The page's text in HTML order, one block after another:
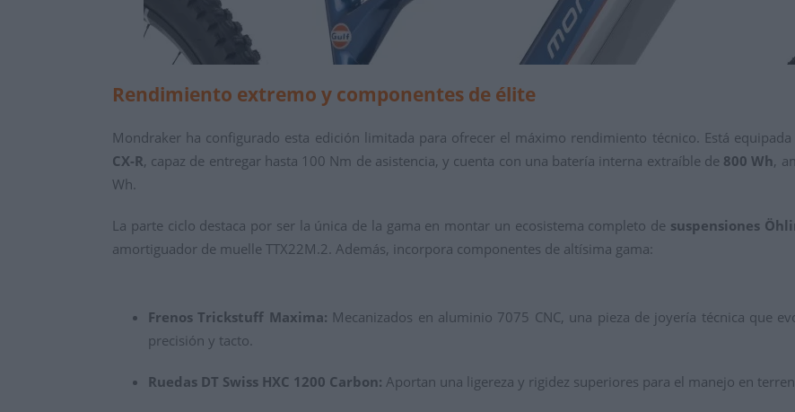
Rendimiento extremo y componentes de élite
Mondraker ha configurado esta edición limitada para ofrecer el máximo rendimiento técnico. Está
CX-R, capaz de entregar hasta 100 Nm de asistencia, y cuenta con una batería interna extraíble de 800 Wh,
Wh.
La parte ciclo destaca por ser la única de la gama en montar un ecosistema completo de suspensiones
amortiguador de muelle TTX22M.2. Además, incorpora componentes de altísima gama:
Frenos Trickstuff Maxima: Mecanizados en aluminio 7075 CNC, una pieza de joyería técnica que
precisión y tacto.
Ruedas DT Swiss HXC 1200 Carbon: Aportan una ligereza y rigidez superiores para el manejo en